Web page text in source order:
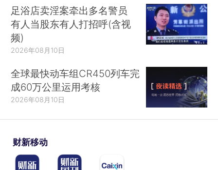
足浴店卖淫案牵出多名警员
有人当股东有人打招呼(含视
频)
2026年08月10日
全球最快动车组CR450列车完
成60万公里运用考核
2026年08月10日
财新移动